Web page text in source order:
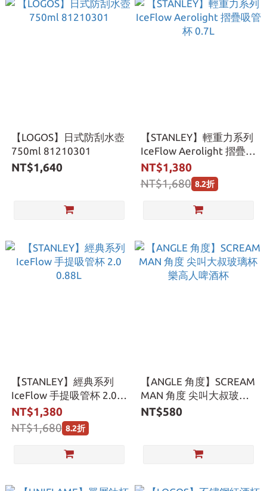
【LOGOS】日式防刮水壺
750ml 81210301
NT$1,640
【STANLEY】輕重力系列
IceFlow Aerolight 摺疊吸
管杯 0.7L
NT$1,380
NT$1,680 8.2折
【STANLEY】經典系列
IceFlow 手提吸管杯 2.0
0.88L
NT$1,380
NT$1,680 8.2折
【ANGLE 角度】SCREAM
MAN 角度 尖叫大叔玻璃
杯 樂高人啤酒杯
NT$580